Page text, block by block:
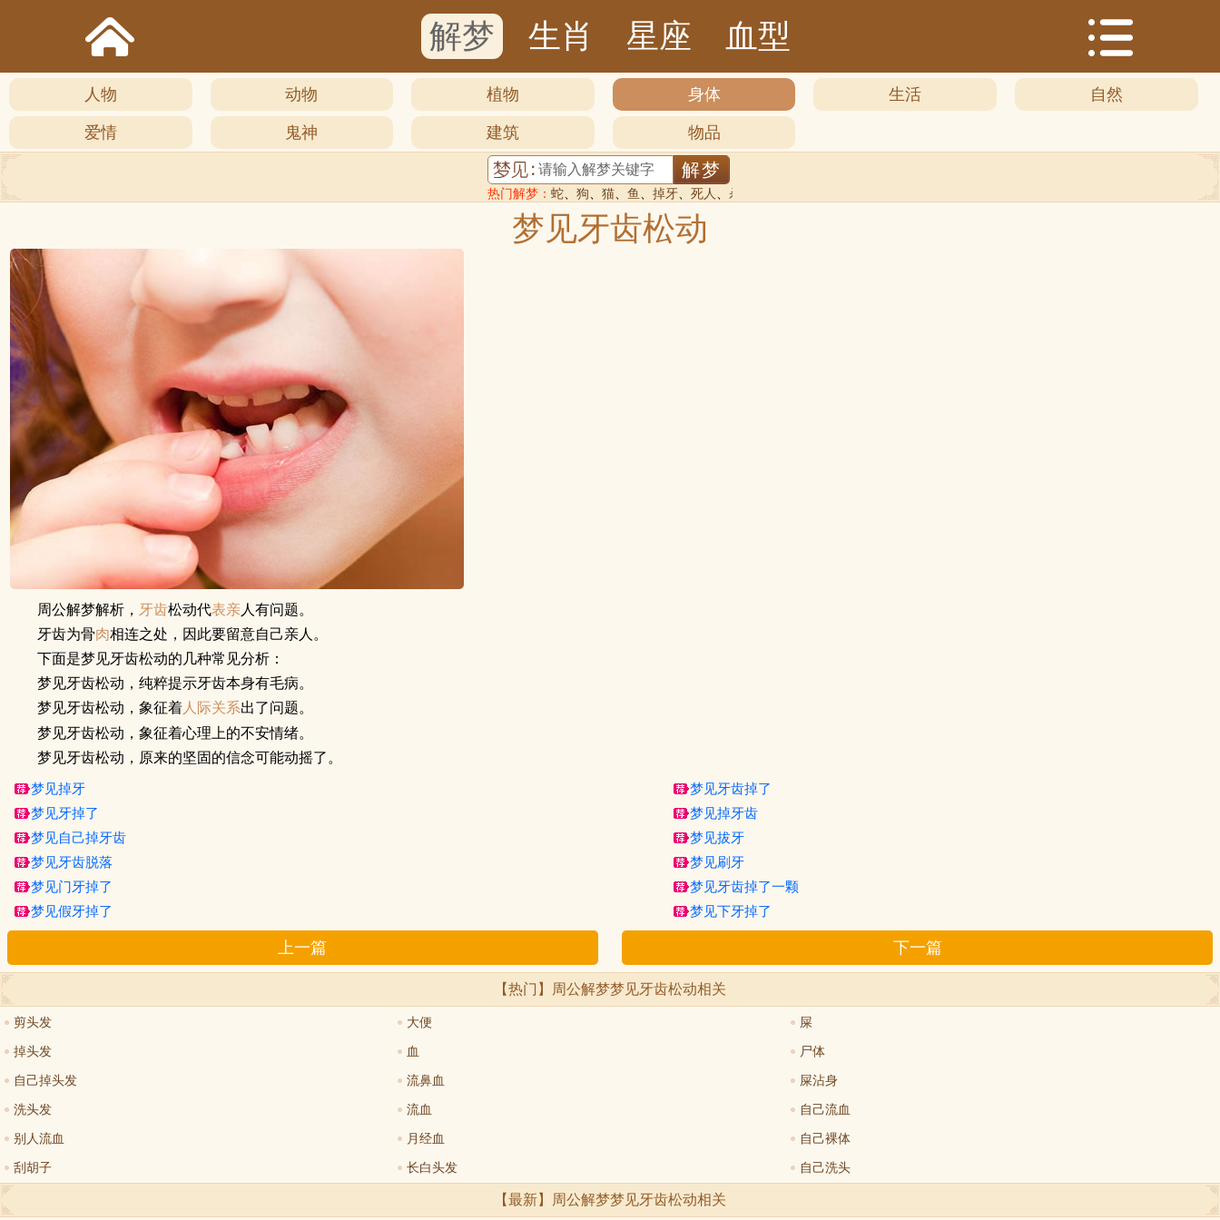
解梦 生肖 星座 血型
人物 动物 植物 身体 生活 自然
爱情 鬼神 建筑 物品
热门解梦： 蛇、 狗、 猫、 鱼 、 掉牙、 死人 、 杀人
梦见牙齿松动
周公解梦解析， 牙齿松动代表亲人有问题。
牙齿为骨肉相连之处，因此要留意自己亲人。
下面是梦见牙齿松动的几种常见分析：
梦见牙齿松动，纯粹提示牙齿本身有毛病。
梦见牙齿松动，象征着人际关系出了问题。
梦见牙齿松动，象征着心理上的不安情绪。
梦见牙齿松动，原来的坚固的信念可能动摇了。
梦见掉牙
梦见牙齿掉了
梦见牙掉了
梦见掉牙齿
梦见自己掉牙齿
梦见拔牙
梦见牙齿脱落
梦见刷牙
梦见门牙掉了
梦见牙齿掉了一颗
梦见假牙掉了
梦见下牙掉了
上一篇 下一篇
【热门】周公解梦梦见牙齿松动相关
剪头发 大便 屎
掉头发 血 尸体
自己掉头发 流鼻血 屎沾身
洗头发 流血 自己流血
别人流血 月经血 自己裸体
刮胡子 长白头发 自己洗头
【最新】周公解梦梦见牙齿松动相关